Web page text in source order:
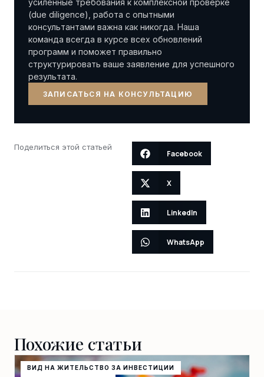
усиленные требования к комплексной проверке
(due diligence), работа с опытными
консультантами важна как никогда. Наша
команда всегда в курсе всех обновлений
программ и поможет правильно
структурировать ваше заявление для успешного
результата.
ЗАПИСАТЬСЯ НА КОНСУЛЬТАЦИЮ
Поделиться этой статьей
Facebook
X
LinkedIn
WhatsApp
Похожие статьи
ВИД НА ЖИТЕЛЬСТВО ЗА ИНВЕСТИЦИИ